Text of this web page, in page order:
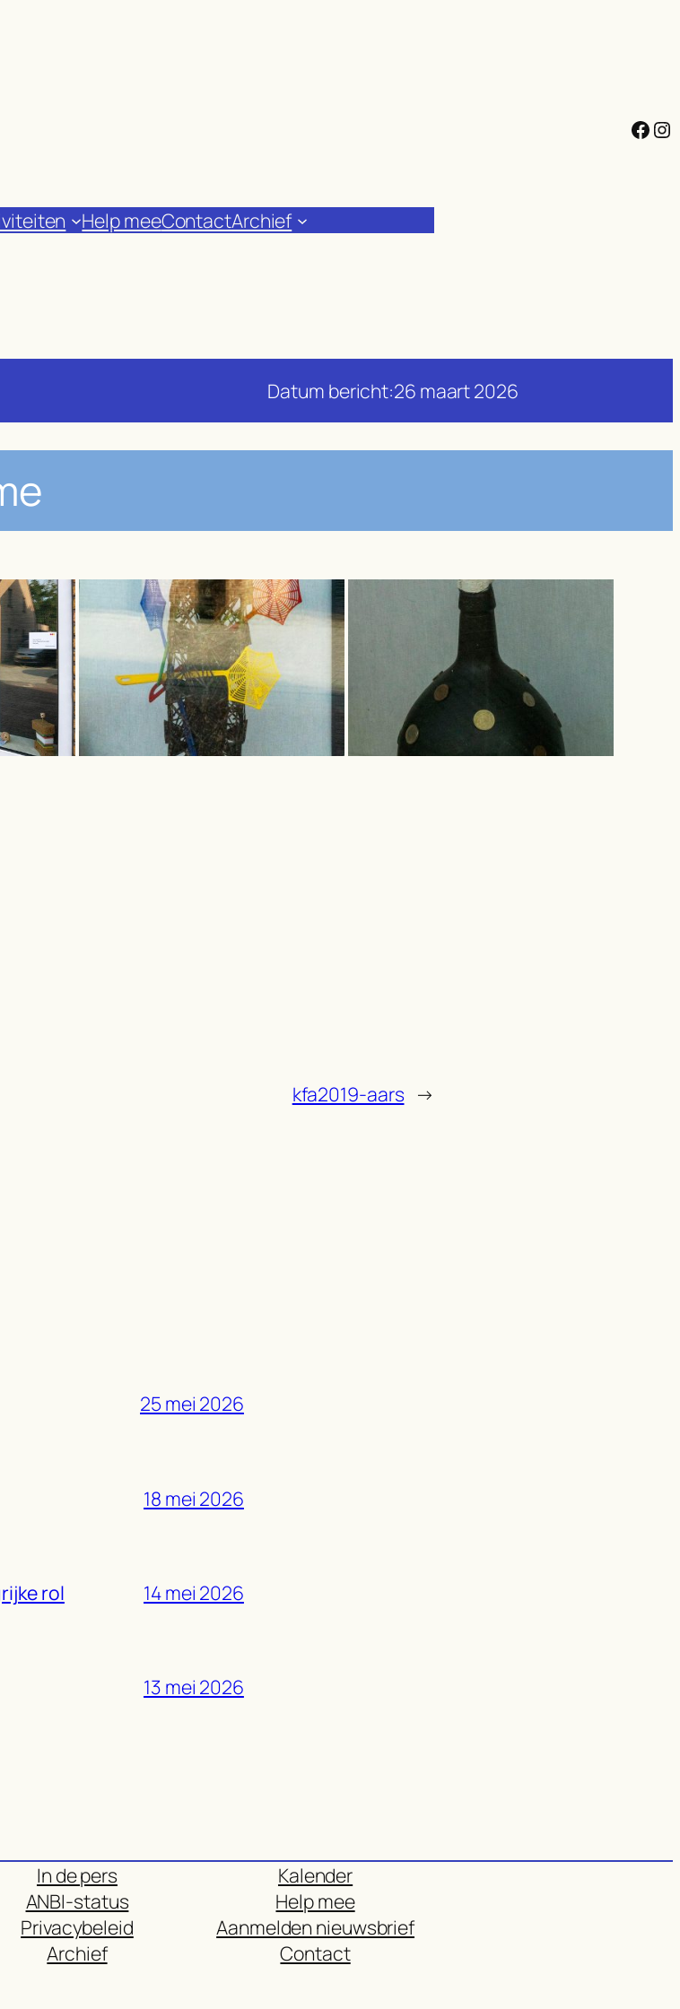
Facebook Instagram
Help meeContactArchief
Datum bericht:26 maart 2026
kfa2019-aars →
25 mei 2026
18 mei 2026
rol 14 mei 2026
13 mei 2026
In de pers
ANBI-status
Privacybeleid
Archief
Kalender
Help mee
Aanmelden nieuwsbrief
Contact